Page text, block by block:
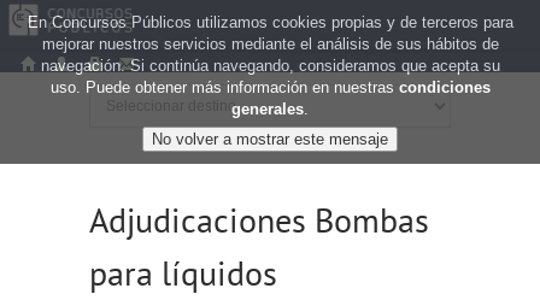
Adjudicaciones Bombas
para líquidos
En Concursos Públicos utilizamos cookies propias y de terceros para
mejorar nuestros servicios mediante el análisis de sus hábitos de
navegación. Si continúa navegando, consideramos que acepta su
uso. Puede obtener más información en nuestras condiciones
generales.